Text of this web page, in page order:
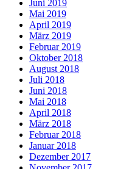
Juni 2019
Mai 2019
April 2019
März 2019
Februar 2019
Oktober 2018
August 2018
Juli 2018
Juni 2018
Mai 2018
April 2018
März 2018
Februar 2018
Januar 2018
Dezember 2017